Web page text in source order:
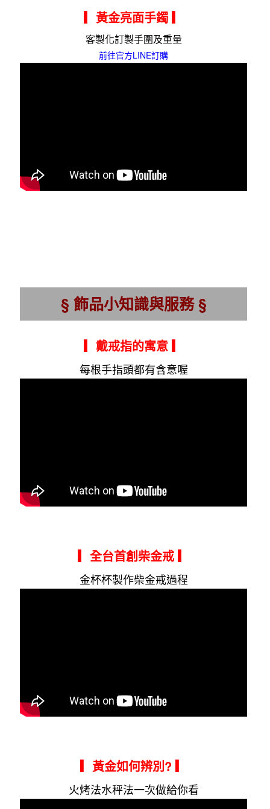
▎黃金亮面手鐲 ▎
客製化訂製手圍及重量
前往官方LINE訂購
§ 飾品小知識與服務 §
▎戴戒指的寓意 ▎
每根手指頭都有含意喔
▎全台首創柴金戒 ▎
金杯杯製作柴金戒過程
▎黃金如何辨別? ▎
火烤法水秤法一次做給你看